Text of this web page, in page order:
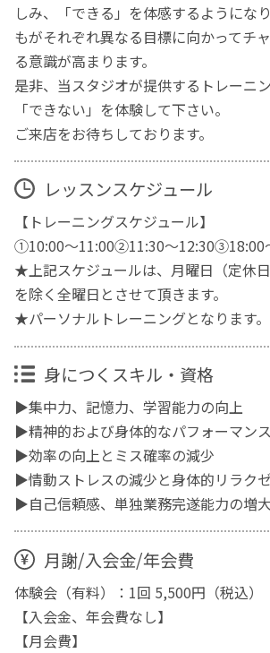
しみ、「できる」を体感するようにな
もがそれぞれ異なる目標に向かってチ
る意識が高まります。
是非、当スタジオが提供するトレーニ
「できない」を体験して下さい。
ご来店をお待ちしております。
レッスンスケジュール
【トレーニングスケジュール】
➀10:00～11:00②11:30～12:30③18:00
★上記スケジュールは、月曜日（定休
を除く全曜日とさせて頂きます。
★パーソナルトレーニングとなります。
身につくスキル・資格
▶集中力、記憶力、学習能力の向上
▶精神的および身体的なパフォーマン
▶効率の向上とミス確率の減少
▶情動ストレスの減少と身体的リラク
▶自己信頼感、単独業務完遂能力の増大
月謝/入会金/年会費
体験会（有料）：1回 5,500円（税込）
【入会金、年会費なし】
【月会費】